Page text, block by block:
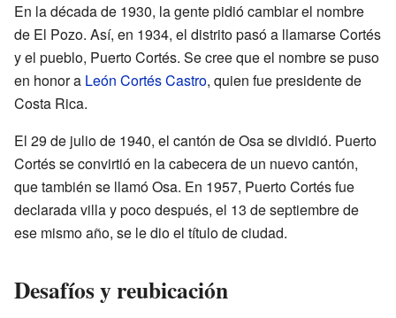
En la década de 1930, la gente pidió cambiar el nombre
de El Pozo. Así, en 1934, el distrito pasó a llamarse Cortés
y el pueblo, Puerto Cortés. Se cree que el nombre se puso
en honor a León Cortés Castro, quien fue presidente de
Costa Rica.
El 29 de julio de 1940, el cantón de Osa se dividió. Puerto
Cortés se convirtió en la cabecera de un nuevo cantón,
que también se llamó Osa. En 1957, Puerto Cortés fue
declarada villa y poco después, el 13 de septiembre de
ese mismo año, se le dio el título de ciudad.
Desafíos y reubicación